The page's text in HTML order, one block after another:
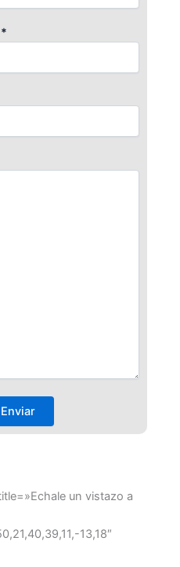
un vistazo a
13,18″